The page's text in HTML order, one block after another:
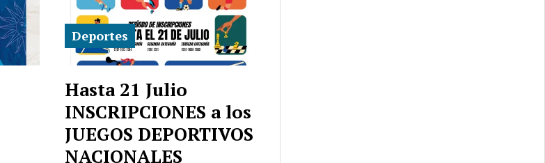
Hasta 21 Julio
INSCRIPCIONES a los
JUEGOS DEPORTIVOS
NACIONALES
Deportes